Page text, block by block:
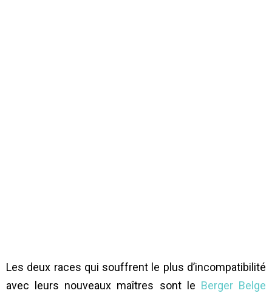
Les deux races qui souffrent le plus d’incompatibilité
avec leurs nouveaux maîtres sont le Berger Belge